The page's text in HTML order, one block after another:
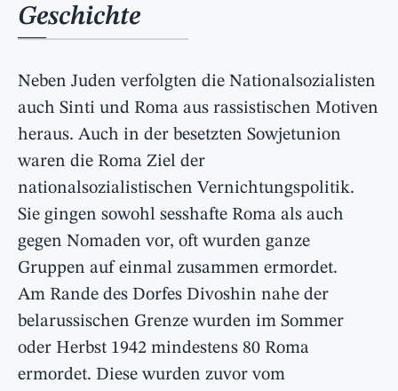
Geschichte
Neben Juden verfolgten die Nationalsozialisten
auch Sinti und Roma aus rassistischen Motiven
heraus. Auch in der besetzten Sowjetunion
waren die Roma Ziel der
nationalsozialistischen Vernichtungspolitik.
Sie gingen sowohl sesshafte Roma als auch
gegen Nomaden vor, oft wurden ganze
Gruppen auf einmal zusammen ermordet.
Am Rande des Dorfes Divoshin nahe der
belarussischen Grenze wurden im Sommer
oder Herbst 1942 mindestens 80 Roma
ermordet. Diese wurden zuvor vom